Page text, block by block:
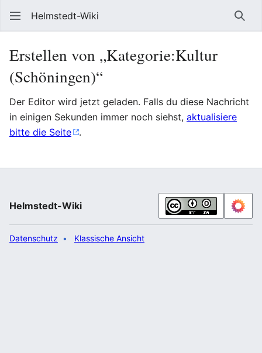
Helmstedt-Wiki
Erstellen von „Kategorie:Kultur
(Schöningen)“
Der Editor wird jetzt geladen. Falls du diese Nachricht
in einigen Sekunden immer noch siehst, aktualisiere
bitte die Seite
.
Helmstedt-Wiki
Datenschutz Klassische Ansicht